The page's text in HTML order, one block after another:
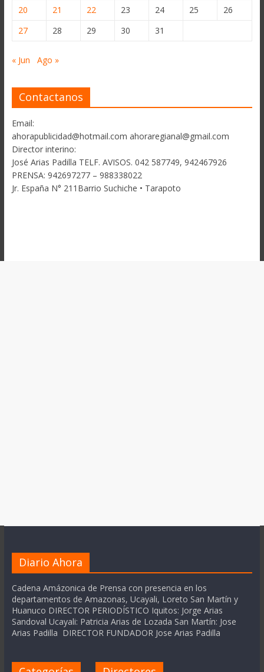
20
21 22 23 24 25
26
27
28 29 30 31
« Jun Ago »
Contactanos
Email:
ahorapublicidad@hotmail.com ahoraregianal@gmail.com
Director interino:
José Arias Padilla TELF. AVISOS. 042 587749, 942467926
PRENSA: 942697277 – 988338022
Jr. España N° 211Barrio Suchiche • Tarapoto
Diario Ahora
Cadena Amázonica de Prensa con presencia en los
departamentos de Amazonas, Ucayali, Loreto San Martín y
Huanuco DIRECTOR PERIODÍSTICO Iquitos: Jorge Arias
Sandoval Ucayali: Patricia Arias de Lozada San Martín: Jose
Arias Padilla DIRECTOR FUNDADOR Jose Arias Padilla